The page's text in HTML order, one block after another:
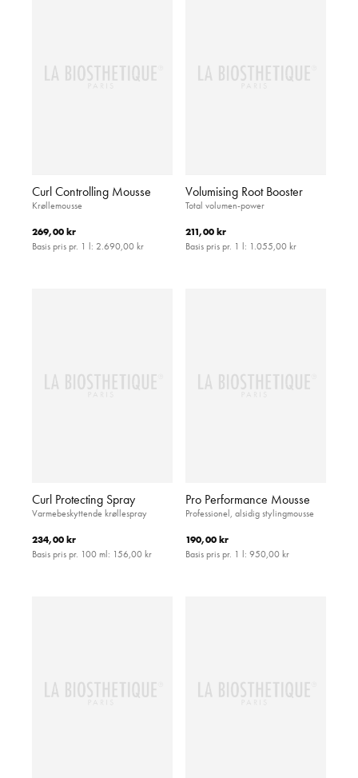
Curl Controlling Mousse
Krøllemousse
269,00 kr
Basis pris pr. 1 l: 2.690,00 kr
Volumising Root Booster
Total volumen-power
211,00 kr
Basis pris pr. 1 l: 1.055,00 kr
Curl Protecting Spray
Varmebeskyttende krøllespray
234,00 kr
Basis pris pr. 100 ml: 156,00 kr
Pro Performance Mousse
Professionel, alsidig stylingmousse
190,00 kr
Basis pris pr. 1 l: 950,00 kr